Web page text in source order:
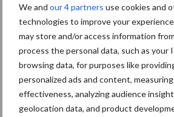
We and our 4 partners use cookies and
technologies to improve your
may store and/or access information
process the personal data, such as your
browsing data, for purposes like
personalized ads and content,
effectiveness, analyzing audience
geolocation data, and product
grillig: droogte
geopolitiek
in de greep
De speenhuid:
onderschatte
voor mastitis